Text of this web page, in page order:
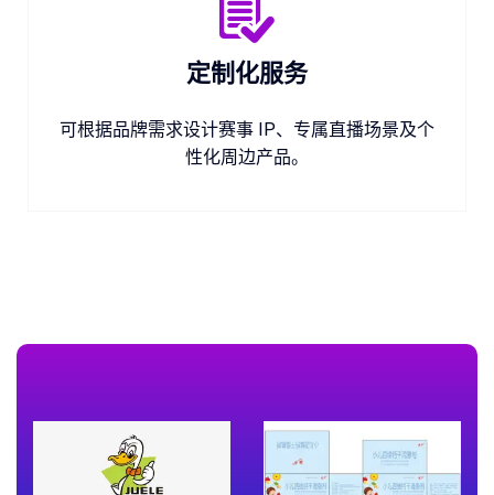
定制化服务
可根据品牌需求设计赛事 IP、专属直播场景及个
性化周边产品。